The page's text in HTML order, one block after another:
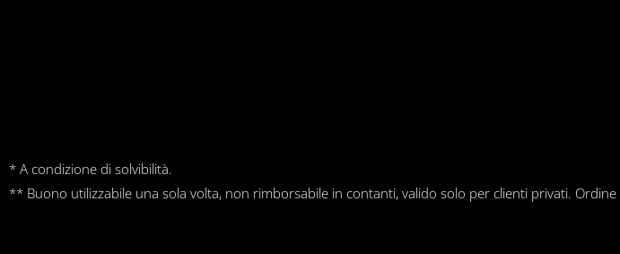
* A condizione di solvibilità.
** Buono utilizzabile una sola volta, non rimborsabile in contanti, valido solo per clienti privati.